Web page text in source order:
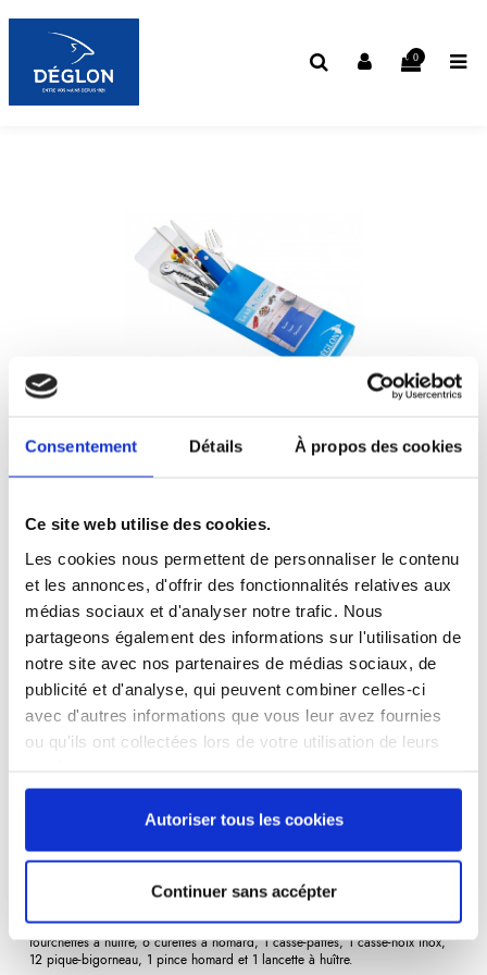
Consentement Détails À propos des cookies
Ce site web utilise des cookies.
Les cookies nous permettent de personnaliser le contenu
et les annonces, d'offrir des fonctionnalités relatives aux
médias sociaux et d'analyser notre trafic. Nous
partageons également des informations sur l'utilisation de
notre site avec nos partenaires de médias sociaux, de
publicité et d'analyse, qui peuvent combiner celles-ci
avec d'autres informations que vous leur avez fournies
ou qu'ils ont collectées lors de votre utilisation de leurs
Autoriser tous les cookies
Continuer sans accépter
0
KIT DE L'ÉCAILLER
kit de l'écailler
91,02 € / TTC
Ajouter au panier
Lekit indispensablepour la dégustation des fruits de mer. Composition : 6
fourchettes à huître, 6 curettes à homard, 1 casse-pattes, 1 casse-noix inox,
12 pique-bigorneau, 1 pince homard et 1 lancette à huître.